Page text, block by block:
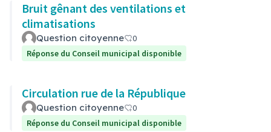
Bruit gênant des ventilations et
climatisations
Question citoyenne
0
Réponse du Conseil municipal disponible
Circulation rue de la République
Question citoyenne
0
Réponse du Conseil municipal disponible